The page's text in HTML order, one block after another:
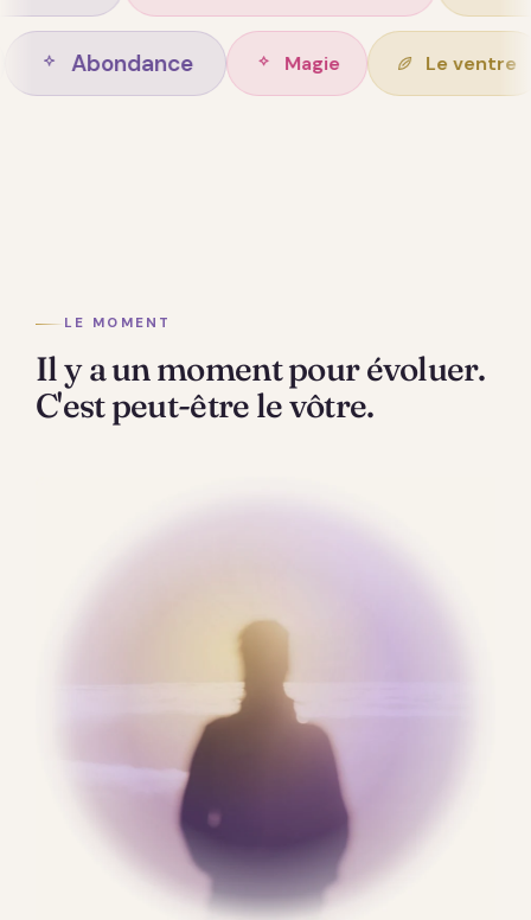
de vie Abondance Magie
LE MOMENT
Il y a un moment pour évoluer.
C'est peut-être le vôtre.